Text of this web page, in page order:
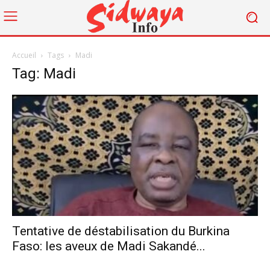
Accueil Tags Madi
Tag: Madi
Tentative de déstabilisation du Burkina
Faso: les aveux de Madi Sakandé...